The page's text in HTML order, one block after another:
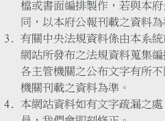
檔或書面編排製作，若與本
同，以本府公報刊載之資料為
有關中央法規資料係由本系
網站所發布之法規資料蒐集
各主管機關之公布文字有所
機關刊載之資料為準。
本網站資料如有文字疏漏之